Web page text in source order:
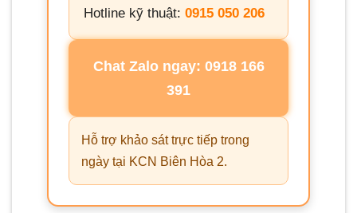
Hotline kỹ thuật: 0915 050 206
Chat Zalo ngay: 0918 166
391
Hỗ trợ khảo sát trực tiếp trong
ngày tại KCN Biên Hòa 2.